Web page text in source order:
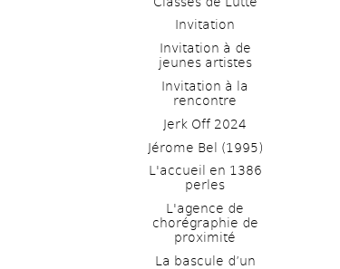
Invitation
Invitation à de
jeunes artistes
Invitation à la
rencontre
Jerk Off 2024
Jérome Bel (1995)
L'accueil en 1386
perles
L'agence de
chorégraphie de
proximité
La bascule d’un